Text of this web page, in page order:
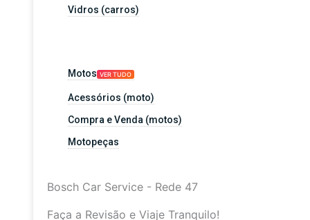
Vidros (carros)
Motos VER TUDO
Acessórios (moto)
Compra e Venda (motos)
Motopeças
Bosch Car Service - Rede 47
Faça a Revisão e Viaje Tranquilo!